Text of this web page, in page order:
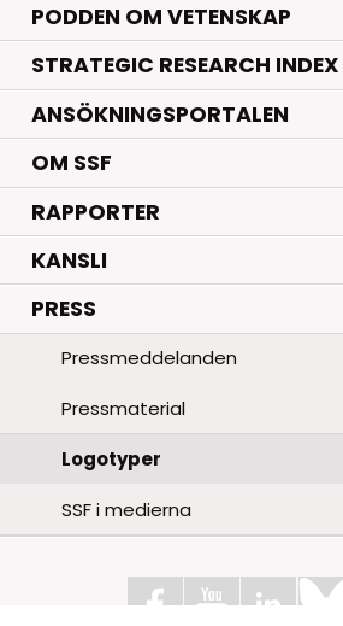
PODDEN OM VETENSKAP
STRATEGIC RESEARCH
ANSÖKNINGSPORTALEN
OM SSF
RAPPORTER
KANSLI
PRESS
Pressmeddelanden
Pressmaterial
Logotyper
SSF i medierna